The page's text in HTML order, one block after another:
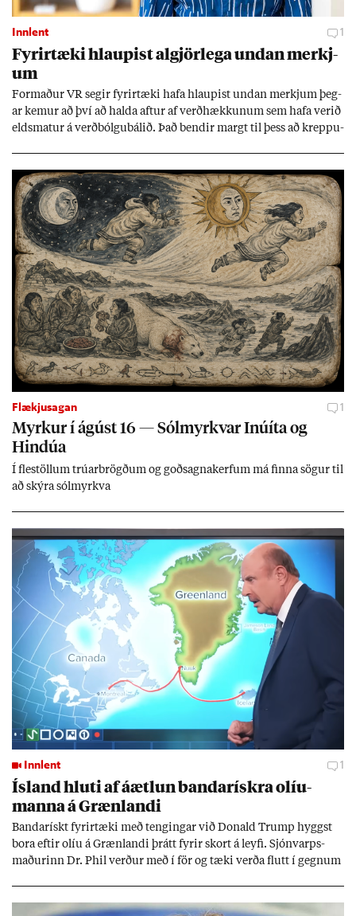
Innlent 1
Fyr­ir­tæki hlaup­ist al­gjör­lega und­an merkj­
um
Formað­ur VR seg­ir fyr­ir­tæki hafa hlaup­ist und­an merkj­um þeg­
ar kem­ur að því að halda aft­ur af verð­hækk­un­um sem hafa ver­ið
elds­mat­ur á verð­bólgu­bál­ið. Það bend­ir margt til þess að kreppu­
Flækjusagan 1
Myrk­ur í ág­úst 16 — Sól­myrkv­ar Inúíta og
Hind­úa
Í flest­öll­um trú­ar­brögð­um og goð­sagna­kerf­um má finna sög­ur til
að skýra sól­myrkva
Innlent 1
Ís­land hluti af áætl­un banda­rískra ol­íu­
manna á Græn­landi
Banda­rískt fyr­ir­tæki með teng­ing­ar við Don­ald Trump hyggst
bora eft­ir olíu á Græn­landi þrátt fyr­ir skort á leyfi. Sjón­varps­
mað­ur­inn Dr. Phil verð­ur með í för og tæki verða flutt í gegn­um